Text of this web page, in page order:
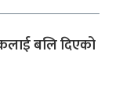
बलि दिएको